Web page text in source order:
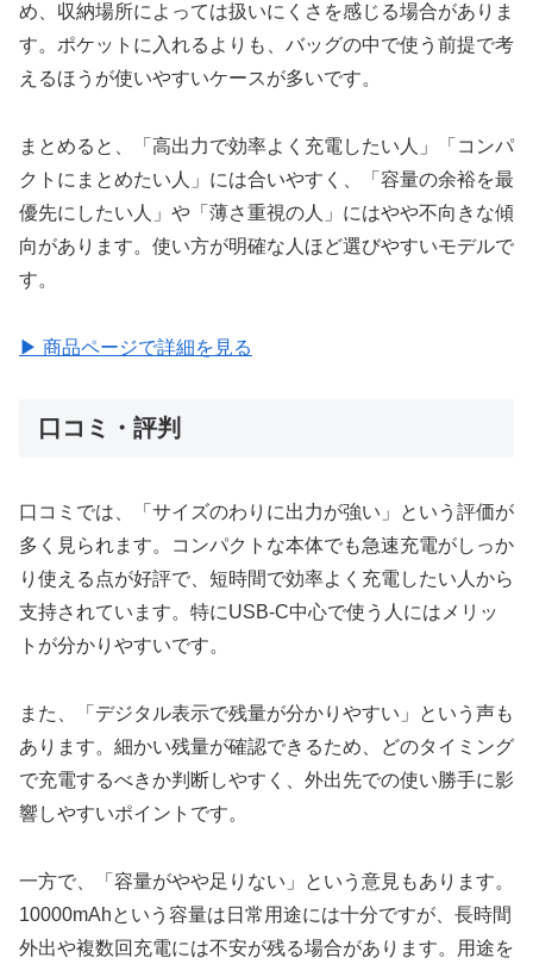
め、収納場所によっては扱いにくさを感じる場合がありま
す。ポケットに入れるよりも、バッグの中で使う前提で考
えるほうが使いやすいケースが多いです。
まとめると、「高出力で効率よく充電したい人」「コンパ
クトにまとめたい人」には合いやすく、「容量の余裕を最
優先にしたい人」や「薄さ重視の人」にはやや不向きな傾
向があります。使い方が明確な人ほど選びやすいモデルで
す。
▶ 商品ページで詳細を見る
口コミ・評判
口コミでは、「サイズのわりに出力が強い」という評価が
多く見られます。コンパクトな本体でも急速充電がしっか
り使える点が好評で、短時間で効率よく充電したい人から
支持されています。特にUSB-C中心で使う人にはメリッ
トが分かりやすいです。
また、「デジタル表示で残量が分かりやすい」という声も
あります。細かい残量が確認できるため、どのタイミング
で充電するべきか判断しやすく、外出先での使い勝手に影
響しやすいポイントです。
一方で、「容量がやや足りない」という意見もあります。
10000mAhという容量は日常用途には十分ですが、長時間
外出や複数回充電には不安が残る場合があります。用途を